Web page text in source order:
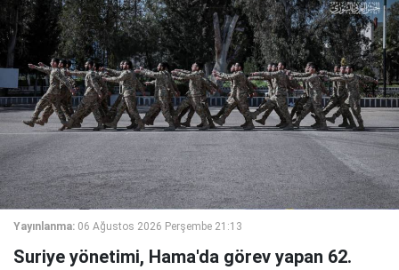
Yayınlanma: 06 Ağustos 2026 Perşembe 21:13
Suriye yönetimi, Hama'da görev yapan 62.